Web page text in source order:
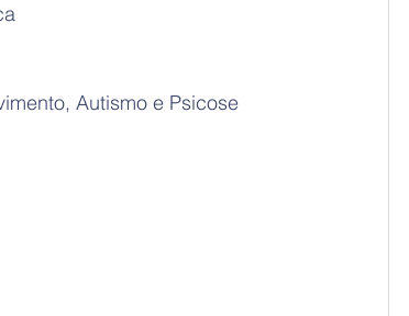
Autismo e Psicose